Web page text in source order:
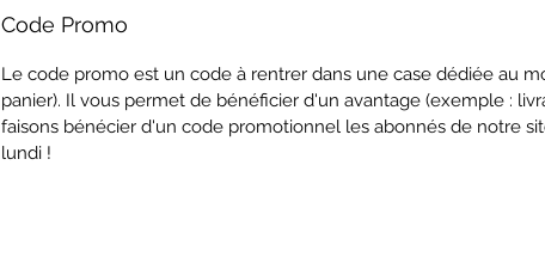
Code Promo
Le code promo est un code à rentrer dans une case dédiée au
panier). Il vous permet de bénéficier d'un avantage (exemple :
faisons bénécier d'un code promotionnel les abonnés de notre
lundi !